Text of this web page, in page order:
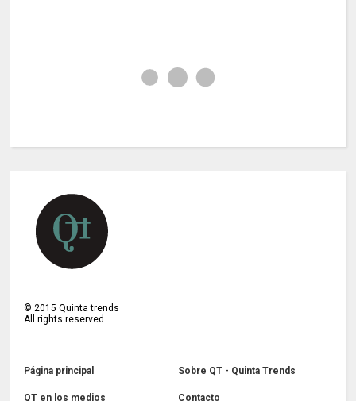
©2015 Quinta trends
All rights reserved.
Página principal Sobre QT - Quinta Trends
QT en los medios Contacto